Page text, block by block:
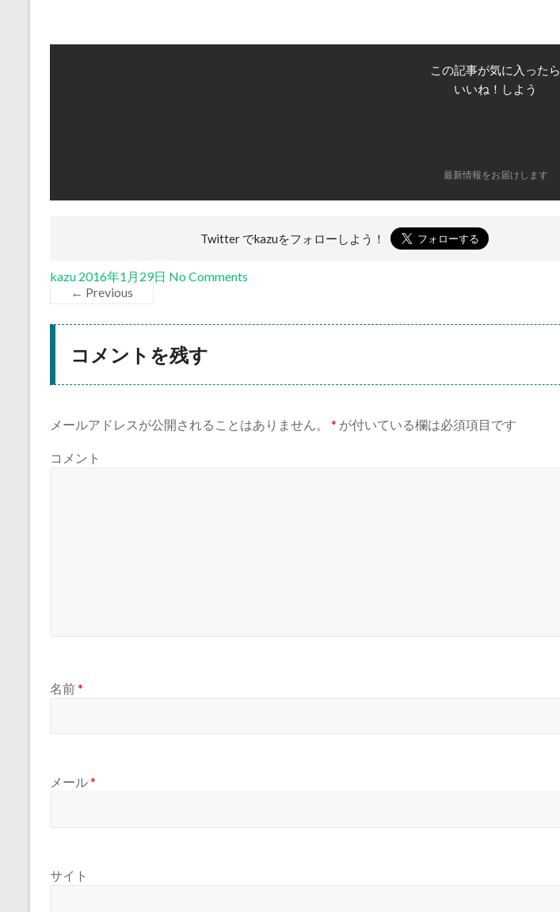
この記事が気に入ったら
いいね！しよう
最新情報をお届けします
Twitter でkazuをフォローしよう！
kazu 2016年1月29日 No Comments
← Previous
コメントを残す
メールアドレスが公開されることはありません。 * が付いている欄は必須項目です
コメント
名前*
メール*
サイト